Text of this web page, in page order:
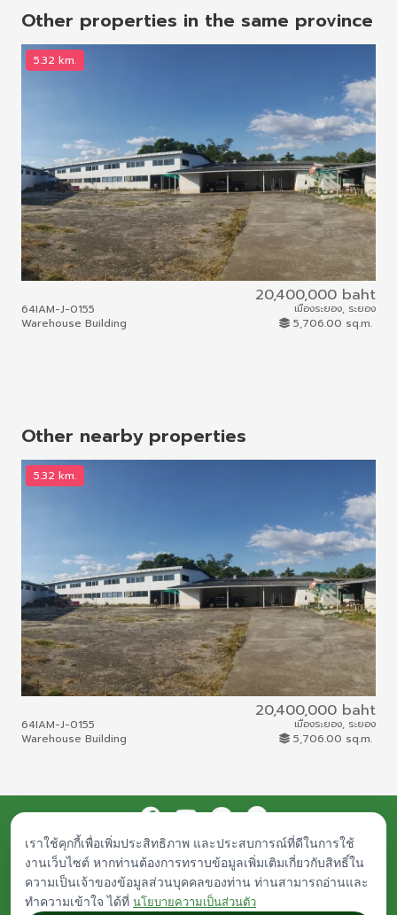
Other properties in the same province
5.32 km.
20,400,000 baht
64IAM-J-0155
Warehouse Building
เมืองระยอง, ระยอง
5,706.00 sq.m.
Other nearby properties
5.32 km.
20,400,000 baht
64IAM-J-0155
Warehouse Building
เมืองระยอง, ระยอง
5,706.00 sq.m.
Procurement Public Documents Career
Contact Us
© Islamic Bank Asset Management - IAM. All rights reserved.
Any inquiries, plese contactiam-asset@iam-asset.co.th|About Legal|
Privacy Policy
เราใช้คุกกี้เพื่อเพิ่มประสิทธิภาพ และประสบการณ์ที่ดีในการใช้
งานเว็บไซต์ หากท่านต้องการทราบข้อมูลเพิ่มเติมเกี่ยวกับสิทธิ์ใน
ความเป็นเจ้าของข้อมูลส่วนบุคคลของท่าน ท่านสามารถอ่านและ
ทำความเข้าใจ ได้ที่ นโยบายความเป็นส่วนตัว